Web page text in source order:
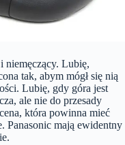
niemęczący. Lubię,
tak, abym mógł się nią
Lubię, gdy góra jest
ale nie do przesady
która powinna mieć
Panasonic mają ewidentny